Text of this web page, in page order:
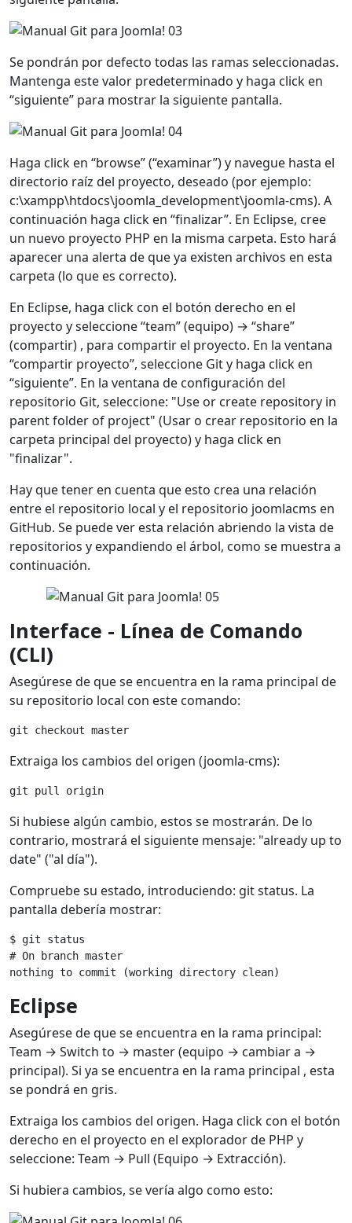
Se pondrán por defecto todas las ramas seleccionadas.
Mantenga este valor predeterminado y haga click en
“siguiente” para mostrar la siguiente pantalla.
Haga click en “browse” (“examinar”) y navegue hasta el
directorio raíz del proyecto, deseado (por ejemplo:
c:\xampp\htdocs\joomla_development\joomla-cms). A
continuación haga click en “finalizar”. En Eclipse, cree
un nuevo proyecto PHP en la misma carpeta. Esto hará
aparecer una alerta de que ya existen archivos en esta
carpeta (lo que es correcto).
En Eclipse, haga click con el botón derecho en el
proyecto y seleccione “team” (equipo) → “share”
(compartir) , para compartir el proyecto. En la ventana
“compartir proyecto”, seleccione Git y haga click en
“siguiente”. En la ventana de configuración del
repositorio Git, seleccione: "Use or create repository in
parent folder of project" (Usar o crear repositorio en la
carpeta principal del proyecto) y haga click en
"finalizar".
Hay que tener en cuenta que esto crea una relación
entre el repositorio local y el repositorio joomlacms en
GitHub. Se puede ver esta relación abriendo la vista de
repositorios y expandiendo el árbol, como se muestra a
continuación.
Interface - Línea de Comando
(CLI)
Asegúrese de que se encuentra en la rama principal de
su repositorio local con este comando:
git checkout master
Extraiga los cambios del origen (joomla-cms):
git pull origin
Si hubiese algún cambio, estos se mostrarán. De lo
contrario, mostrará el siguiente mensaje: "already up to
date" ("al día").
Compruebe su estado, introduciendo: git status. La
pantalla debería mostrar:
$ git status
# On branch master
nothing to commit (working directory clean)
Eclipse
Asegúrese de que se encuentra en la rama principal:
Team → Switch to → master (equipo → cambiar a →
principal). Si ya se encuentra en la rama principal , esta
se pondrá en gris.
Extraiga los cambios del origen. Haga click con el botón
derecho en el proyecto en el explorador de PHP y
seleccione: Team → Pull (Equipo → Extracción).
Si hubiera cambios, se vería algo como esto: